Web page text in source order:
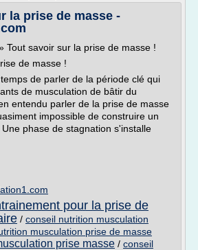
la prise de masse -
Tout savoir sur la prise de masse !
de masse !
de parler de la période clé qui
de musculation de bâtir du
entendu parler de la prise de masse
impossible de construire un
phase de stagnation s'installe
pour la prise de
/ conseil nutrition musculation
musculation prise de masse
prise masse / conseil